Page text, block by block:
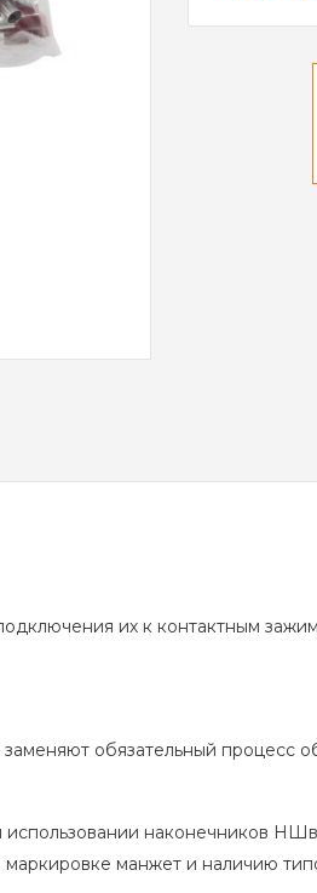
их к контактным
обязательный процесс
наконечников
манжет и наличию